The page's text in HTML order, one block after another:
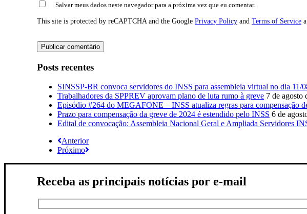
Salvar meus dados neste navegador para a próxima vez que eu comentar.
This site is protected by reCAPTCHA and the Google Privacy Policy and Terms of Service
Posts recentes
SINSSP-BR convoca servidores do INSS para assembleia virtual no dia 11/
Trabalhadores da SPPREV aprovam plano de luta rumo à greve 7 de agosto
Episódio #264 do MEGAFONE – INSS atualiza regras para compensação
Prazo para compensação da greve de 2024 é estendido pelo INSS 6 de
Edital de convocação: Assembleia Nacional Geral e Ampliada Servidores
Anterior
Próximo
Receba as principais notícias por e-mail